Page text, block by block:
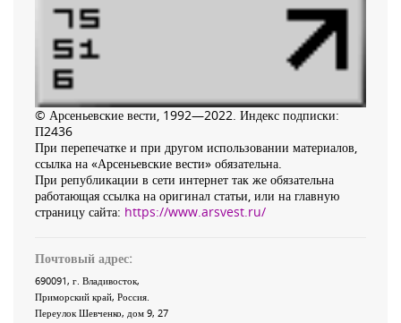
© Арсеньевские вести, 1992—2022. Индекс подписки:
П2436
При перепечатке и при другом использовании материалов,
ссылка на «Арсеньевские вести» обязательна.
При републикации в сети интернет так же обязательна
работающая ссылка на оригинал статьи, или на главную
страницу сайта: https://www.arsvest.ru/
Почтовый адрес:
690091, г. Владивосток,
Приморский край, Россия
Переулок Шевченко, дом 9, 27